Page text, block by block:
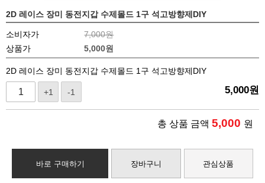
2D 레이스 장미 동전지갑 수제몰드 1구 석고방향제DIY
소비자가
7,000원
상품가
5,000원
2D 레이스 장미 동전지갑 수제몰드 1구 석고방향제DIY
+1 -1 5,000원
총 상품 금액 5,000 원
바로 구매하기 장바구니 관심상품